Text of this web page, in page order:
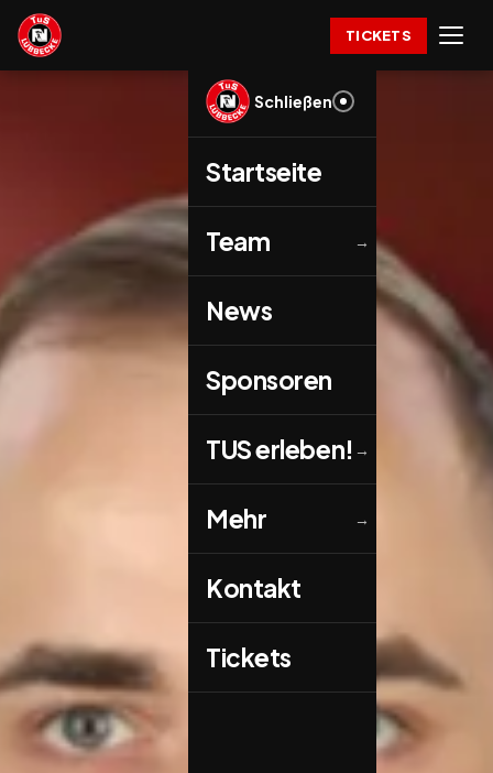
TICKETS
Schließen
Startseite
Team →
News
Sponsoren
TUS erleben! →
Mehr →
Kontakt
Tickets